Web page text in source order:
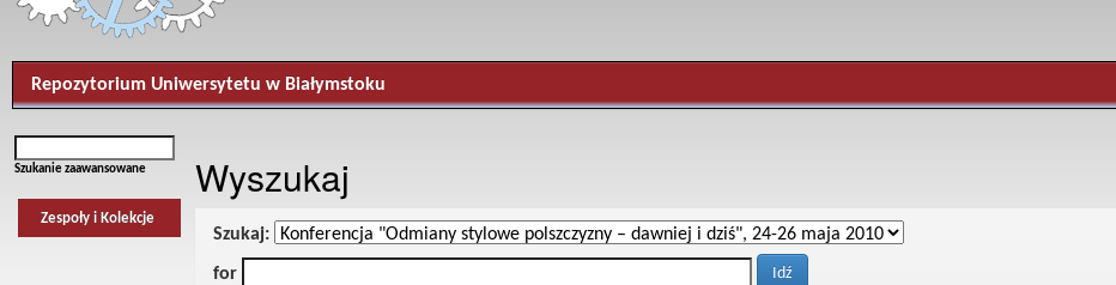
Repozytorium Uniwersytetu w Białymstoku
Szukanie zaawansowane
Zespoły i Kolekcje
Wyszukaj
Szukaj:
for